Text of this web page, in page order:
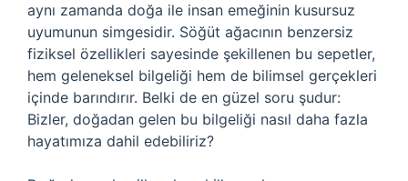
aynı zamanda doğa ile insan emeğinin kusursuz
uyumunun simgesidir. Söğüt ağacının benzersiz
fiziksel özellikleri sayesinde şekillenen bu sepetler,
hem geleneksel bilgeliği hem de bilimsel gerçekleri
içinde barındırır. Belki de en güzel soru şudur:
Bizler, doğadan gelen bu bilgeliği nasıl daha fazla
hayatımıza dahil edebiliriz?